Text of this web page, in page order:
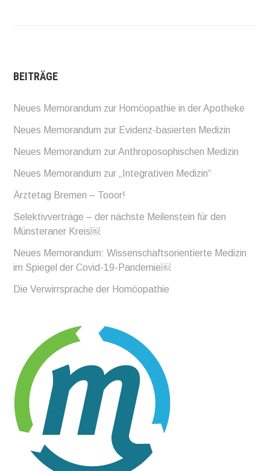
BEITRÄGE
Neues Memorandum zur Homöopathie in der Apotheke
Neues Memorandum zur Evidenz-basierten Medizin
Neues Memorandum zur Anthroposophischen Medizin
Neues Memorandum zur „Integrativen Medizin“
Ärztetag Bremen – Tooor!
Selektivverträge – der nächste Meilenstein für den
Münsteraner Kreis￼
Neues Memorandum: Wissenschaftsorientierte Medizin
im Spiegel der Covid-19-Pandemie￼
Die Verwirrsprache der Homöopathie